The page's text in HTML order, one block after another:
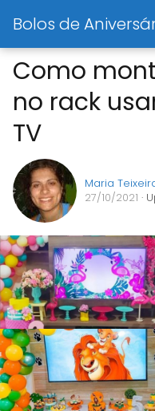
Bolos de
Como
no rack
TV
Maria
27/10/2021 ·